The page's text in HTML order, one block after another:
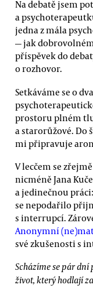
Na debatě jsem
a
jedna z mála
— jak
příspěvek do
o rozhovor.
Setkáváme se o
prostoru plném
a starorůžové.
mi připravuje
V lecčem se
nicméně Jana
a jedinečnou
se nepodařilo
s interrupcí.
Anonymní
své zkušenosti s
Scházíme se pár
život, který hodlají